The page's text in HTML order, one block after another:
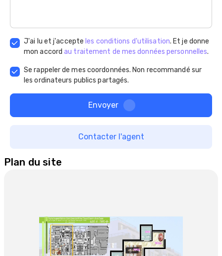
J'ai lu et j'accepte les conditions d'utilisation. Et je donne
mon accordau traitement de mes données personnelles.
Se rappeler de mes coordonnées. Non recommandé sur
les ordinateurs publics partagés.
Envoyer
Contacter l'agent
Plan du site